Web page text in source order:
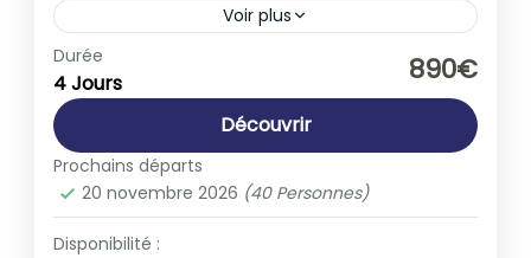
Voir plus
Europe
1-40 People
Durée
4 Jours 890€
Découvrir
Prochains départs
20 novembre 2026 (40 Personnes)
Disponibilité :